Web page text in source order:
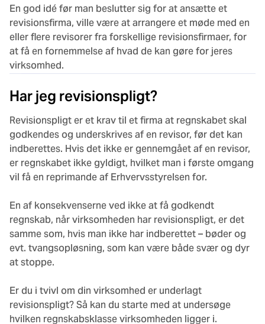
En god idé før man beslutter sig for at ansætte et
revisionsfirma, ville være at arrangere et møde med en
eller flere revisorer fra forskellige revisionsfirmaer, for
at få en fornemmelse af hvad de kan gøre for jeres
virksomhed.
Har jeg revisionspligt?
Revisionspligt er et krav til et firma at regnskabet skal
godkendes og underskrives af en revisor, før det kan
indberettes. Hvis det ikke er gennemgået af en revisor,
er regnskabet ikke gyldigt, hvilket man i første omgang
vil få en reprimande af Erhvervsstyrelsen for.
En af konsekvenserne ved ikke at få godkendt
regnskab, når virksomheden har revisionspligt, er det
samme som, hvis man ikke har indberettet – bøder og
evt. tvangsopløsning, som kan være både svær og dyr
at stoppe.
Er du i tvivl om din virksomhed er underlagt
revisionspligt? Så kan du starte med at undersøge
hvilken regnskabsklasse virksomheden ligger i.